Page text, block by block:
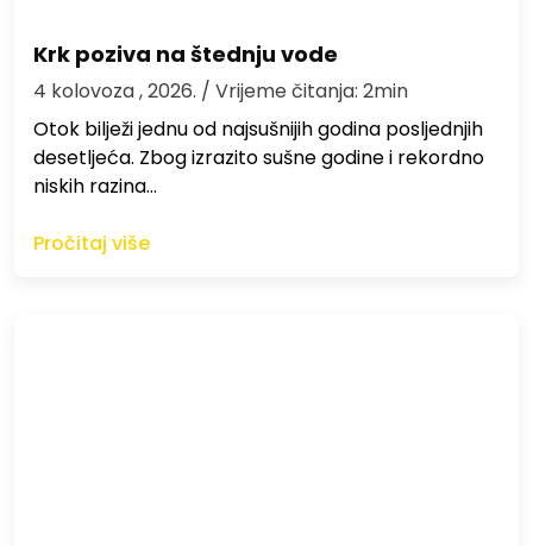
Krk poziva na štednju vode
4 kolovoza , 2026. / Vrijeme čitanja: 2min
Otok bilježi jednu od najsušnijih godina posljednjih
desetljeća. Zbog izrazito sušne godine i rekordno
niskih razina…
Pročitaj više